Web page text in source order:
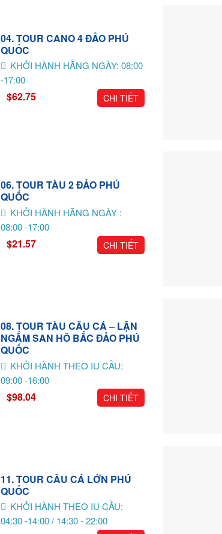
04. TOUR CANO 4 ĐẢO PHÚ
QUỐC
KHỞI HÀNH HẰNG NGÀY: 08:00
-17:00
$62.75 CHI TIẾT
06. TOUR TÀU 2 ĐẢO PHÚ
QUỐC
KHỞI HÀNH HẰNG NGÀY :
08:00 -17:00
$21.57 CHI TIẾT
08. TOUR TÀU CÂU CÁ – LẶN
NGẮM SAN HÔ BẮC ĐẢO PHÚ
QUỐC
KHỞI HÀNH THEO IU CẦU:
09:00 -16:00
$98.04 CHI TIẾT
11. TOUR CÂU CÁ LỚN PHÚ
QUỐC
KHỞI HÀNH THEO IU CẦU:
04:30 -14:00 / 14:30 - 22:00